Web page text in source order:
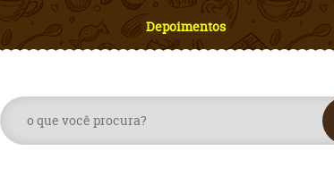
Depoimentos